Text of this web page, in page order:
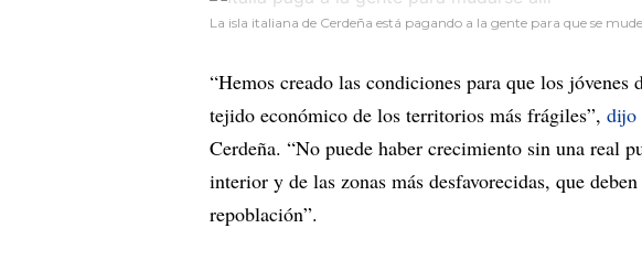
La isla italiana de Cerdeña está pagando a la gente para que se
“Hemos creado las condiciones para que los
tejido económico de los territorios más frágiles”, dijo
Cerdeña. “No puede haber crecimiento sin una real
interior y de las zonas más desfavorecidas, que
repoblación”.